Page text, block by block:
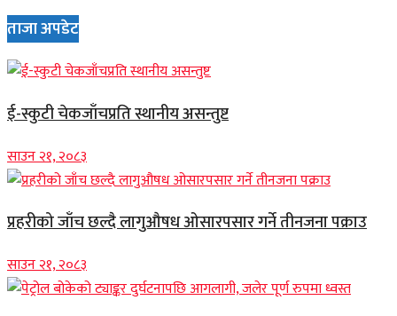
ताजा अपडेट
ई-स्कुटी चेकजाँचप्रति स्थानीय असन्तुष्ट
साउन २१, २०८३
प्रहरीको जाँच छल्दै लागुऔषध ओसारपसार गर्ने तीनजना पक्राउ
साउन २१, २०८३